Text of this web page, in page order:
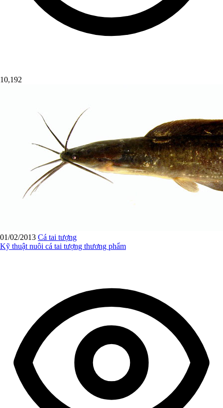
10,192
01/02/2013 Cá tai tượng
Kỹ thuật nuôi cá tai tượng thương phẩm